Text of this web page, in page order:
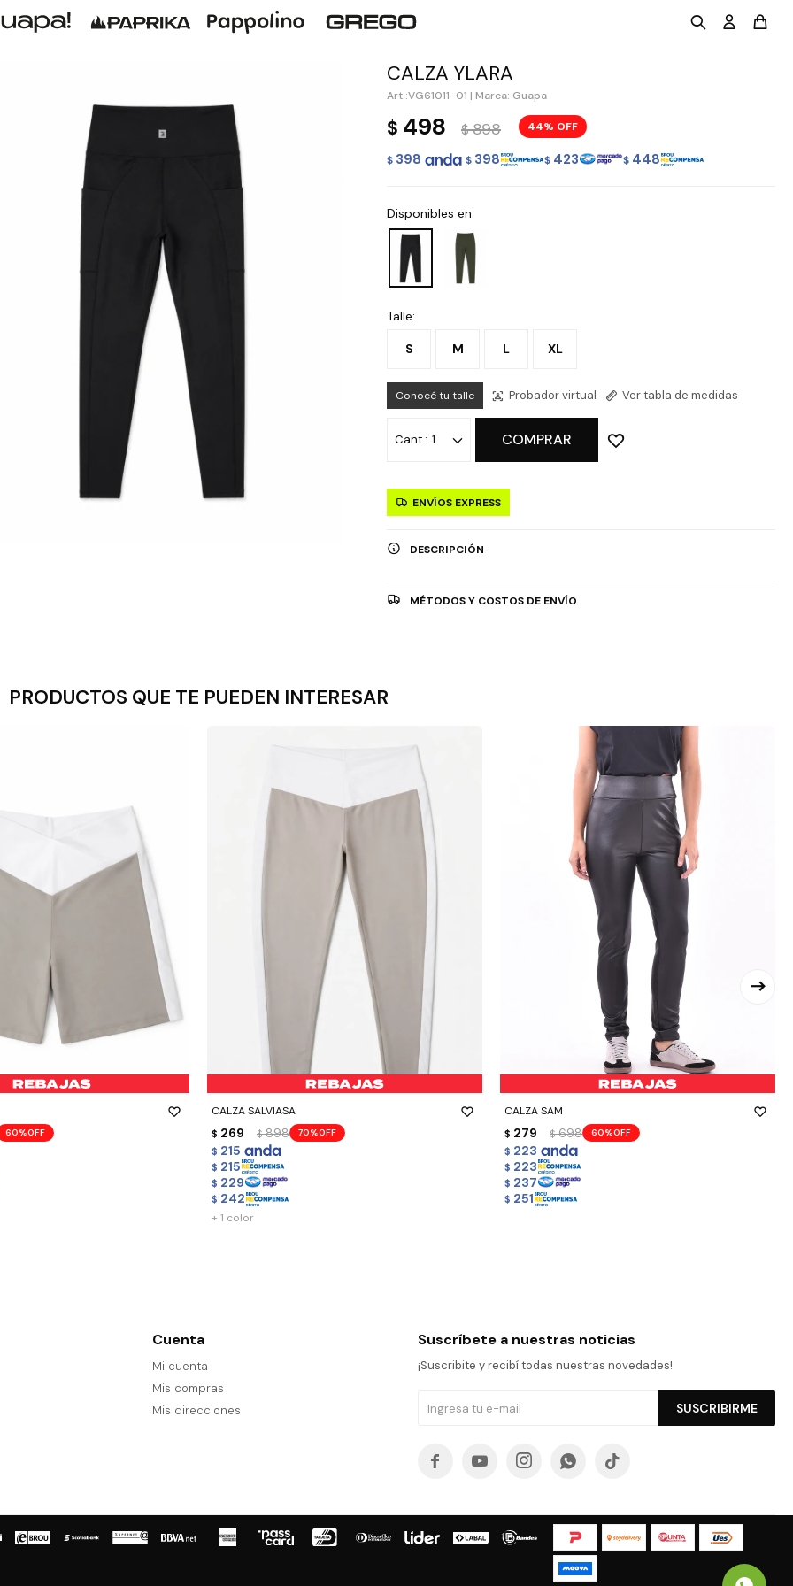
CALZA YLARA
VG61011-01 | Marca: Guapa
$ 498 $ 898 44
$ 398 $ 398 $ 423 $ 448
Disponibles en:
Talle:
S M L XL
Conocé tu talle Probador virtual Ver tabla de medidas
1 COMPRAR
ENVÍOS EXPRESS
DESCRIPCIÓN
MÉTODOS Y COSTOS DE ENVÍO
PRODUCTOS QUE TE PUEDEN INTERESAR
60
CALZA SALVIASA
$ 269 $ 898 70
$ 215
$ 215
$ 229
$ 242
- +
+ 1 color
CALZA SAM
$ 279 $ 698 60
$ 223
$ 223
$ 237
$ 251
- +
Cuenta
Mi cuenta
Mis compras
Mis direcciones
Suscríbete a nuestras noticias
¡Suscribite y recibí todas nuestras novedades!
SUSCRIBIRME
    